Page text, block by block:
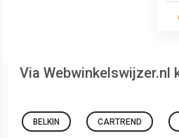
Via Webwinkelswijzer.nl
BELKIN CARTREND